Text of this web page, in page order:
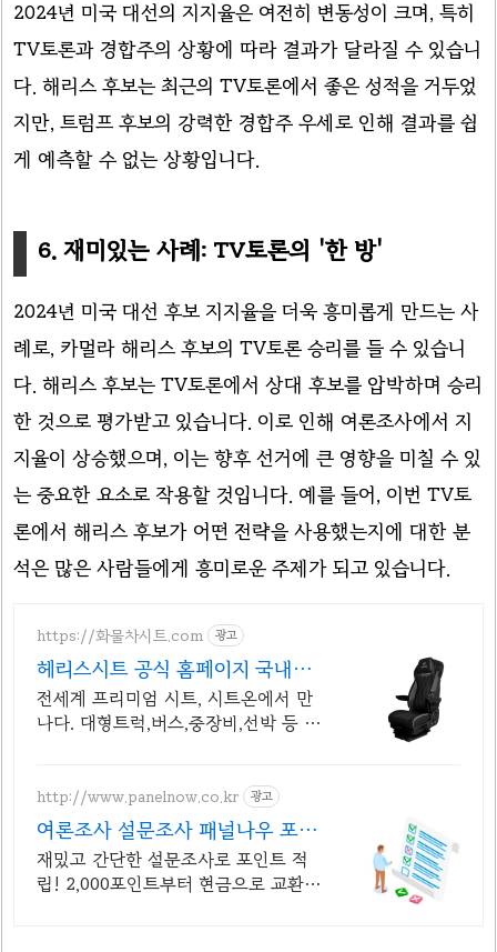
2024년 미국 대선의 지지율은 여전히 변동성이 크며, 특히
TV토론과 경합주의 상황에 따라 결과가 달라질 수 있습니
다. 해리스 후보는 최근의 TV토론에서 좋은 성적을 거두었
지만, 트럼프 후보의 강력한 경합주 우세로 인해 결과를 쉽
게 예측할 수 없는 상황입니다.
6. 재미있는 사례: TV토론의 '한 방'
2024년 미국 대선 후보 지지율을 더욱 흥미롭게 만드는 사
례로, 카멀라 해리스 후보의 TV토론 승리를 들 수 있습니
다. 해리스 후보는 TV토론에서 상대 후보를 압박하며 승리
한 것으로 평가받고 있습니다. 이로 인해 여론조사에서 지
지율이 상승했으며, 이는 향후 선거에 큰 영향을 미칠 수 있
는 중요한 요소로 작용할 것입니다. 예를 들어, 이번 TV토
론에서 해리스 후보가 어떤 전략을 사용했는지에 대한 분
석은 많은 사람들에게 흥미로운 주제가 되고 있습니다.
https://화물차시트.com 광고
헤리스시트 공식 홈페이지 국내최
초 헤리스 에어모션시트
전세계 프리미엄 시트, 시트온에서 만
나다. 대형트럭,버스,중장비,선박 등 설
http://www.panelnow.co.kr 광고
여론조사 설문조사 패널나우 포인
트쌓는 재밌는 설문조사
재밌고 간단한 설문조사로 포인트 적
립! 2,000포인트부터 현금으로 교환!